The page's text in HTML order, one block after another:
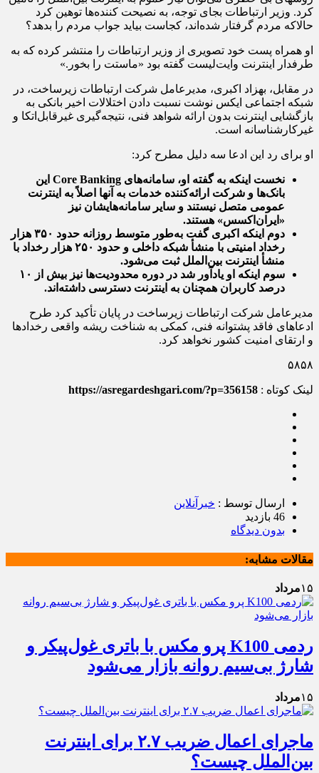
کرد. وزیر ارتباطات بجای توجه، به نصیحت کننده‌ها توهین کرد
حالاکه مردم گرفتار شده‌اند، کجاست بیاید جواب مردم را بدهد؟
او همراه پست خود تصویری از وزیر ارتباطات را منتشر کرده که به
طرفدار اینترنت وایت‌لیست گفته بود «ماستت را بخور.»
در مقابل، بهزاد اکبری، مدیرعامل شرکت ارتباطات زیرساخت، در
شبکه اجتماعی ایکس نوشت نسبت دادن اختلالات اخیر بانکی به
بازگشایی اینترنت بدون ارائه شواهد فنی، نتیجه‌گیری غیرقابل‌اتکا و
غیرکارشناسانه است.
او برای رد این ادعا سه دلیل مطرح کرد:
نخست اینکه به گفته او، سامانه‌های Core Banking این
بانک‌ها و شرکت ارائه‌کننده خدمات به آنها اصلاً به اینترنت
عمومی متصل نیستند و سایر سامانه‌هایشان نیز
«ایران‌اکسس» هستند.
دوم اینکه اکبری گفت به‌طور متوسط روزانه حدود ۳۵۰ هزار
رخداد امنیتی با منشأ شبکه داخلی و حدود ۲۵۰ هزار رخداد با
منشأ اینترنت بین‌الملل ثبت می‌شود.
سوم اینکه او یادآور شد در دوره محدودیت‌ها نیز بیش از ۱۰
درصد کاربران همچنان به اینترنت دسترسی داشته‌اند.
مدیرعامل شرکت ارتباطات زیرساخت در پایان تأکید کرد طرح
ادعاهای فاقد پشتوانه فنی، کمکی به شناخت ریشه واقعی رخدادها
و ارتقای امنیت کشور نخواهد کرد.
۵۸۵۸
لینک کوتاه : https://asregardeshgari.com/?p=356158
ارسال توسط : خبرآنلاین
46 بازدید
بدون دیدگاه
مقالات مشابه:
۱۵مرداد
ردمی K100 پرو مکس با باتری غول‌پیکر و
شارژ بی‌سیم روانه بازار می‌شود
۱۵مرداد
ماجرای اعمال ضریب ۲.۷ برای اینترنت
بین‌الملل چیست؟